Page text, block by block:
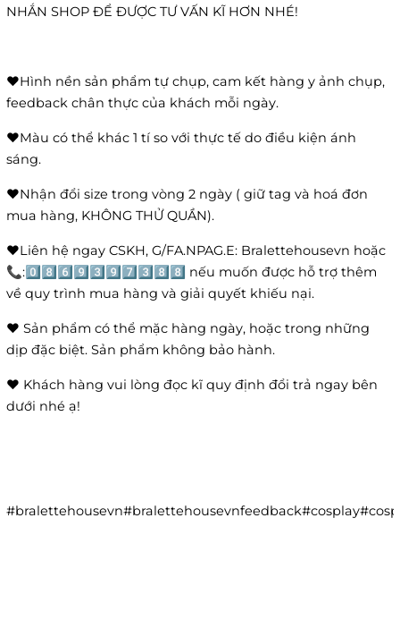
NHẮN SHOP ĐỂ ĐƯỢC TƯ VẤN KĨ HƠN NHÉ!
❤️Hình nền sản phẩm tự chụp, cam kết hàng y ảnh chụp,
feedback chân thực của khách mỗi ngày.
❤️Màu có thể khác 1 tí so với thực tế do điều kiện ánh
sáng.
❤️Nhận đổi size trong vòng 2 ngày ( giữ tag và hoá đơn
mua hàng, KHÔNG THỬ QUẦN).
❤️Liên hệ ngay CSKH, G/FA.NPAG.E: Bralettehousevn hoặc
📞:0️⃣8️⃣6️⃣9️⃣3️⃣9️⃣7️⃣3️⃣8️⃣8️⃣ nếu muốn được hỗ trợ thêm
về quy trình mua hàng và giải quyết khiếu nại.
❤️ Sản phẩm có thể mặc hàng ngày, hoặc trong những
dịp đặc biệt. Sản phẩm không bảo hành.
❤️ Khách hàng vui lòng đọc kĩ quy định đổi trả ngay bên
dưới nhé ạ!